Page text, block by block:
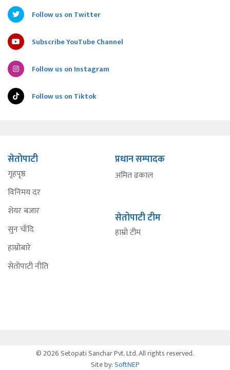
Follow us on Twitter
Subscribe YouTube Channel
Follow us on Instagram
Follow us on Tiktok
सेतोपाटी
गृहपृष्ठ
विनिमय दर
शेयर बजार
सुन चाँदि
हाम्रोबारे
सेतोपाटी नीति
प्रधान सम्पादक
अमित ढकाल
सेतोपाटी टीम
हाम्रो टीम
© 2026 Setopati Sanchar Pvt. Ltd. All rights reserved.
Site by:SoftNEP